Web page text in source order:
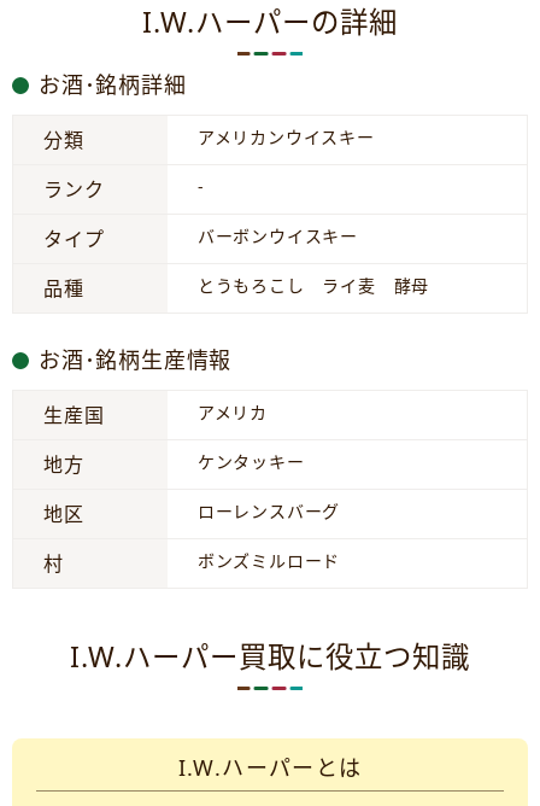
I.W.ハーパーの詳細
お酒･銘柄詳細
分類 アメリカンウイスキー
ランク -
タイプ バーボンウイスキー
品種 とうもろこし ライ麦 酵母
お酒･銘柄生産情報
生産国 アメリカ
地方 ケンタッキー
地区 ローレンスバーグ
村 ボンズミルロード
I.W.ハーパー買取に役立つ知識
I.W.ハーパーとは